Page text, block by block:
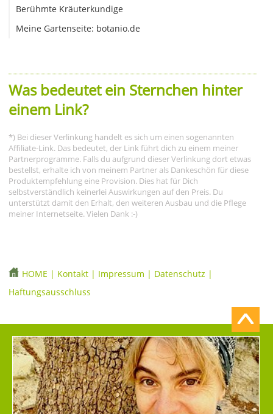
Berühmte Kräuterkundige
Meine Gartenseite: botanio.de
Was bedeutet ein Sternchen hinter
einem Link?
*) Bei dieser Verlinkung handelt es sich um einen sogenannten
Affiliate-Link. Das bedeutet, der Link führt dich zu einem meiner
Partnerprogramme. Falls du aufgrund dieser Verlinkung dort etwas
bestellst, erhalte ich von meinem Partner als Dankeschön für diese
Produktempfehlung eine Provision. Dies hat für Dich
selbstverständlich keinerlei Auswirkungen auf den Preis. Du
unterstützt damit den Erhalt, den weiteren Ausbau und die Pflege
meiner Internetseite. Vielen Dank :-)
HOME | Kontakt | Impressum | Datenschutz |
Haftungsausschluss